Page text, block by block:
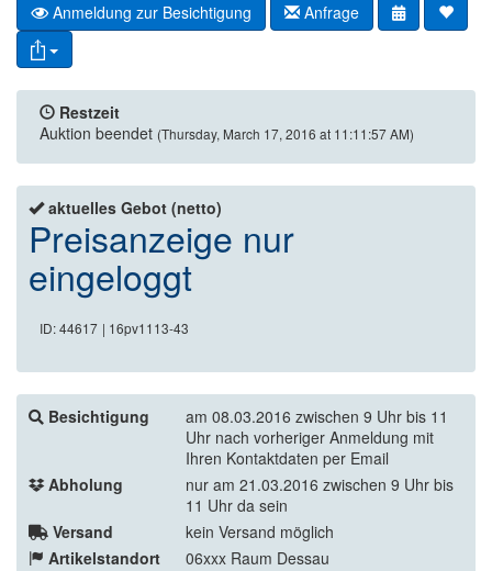
Anmeldung zur Besichtigung Anfrage
Restzeit
Auktion beendet (Thursday, March 17, 2016 at 11:11:57 AM)
aktuelles Gebot (netto)
Preisanzeige nur
eingeloggt
ID: 44617 | 16pv1113-43
Besichtigung
am 08.03.2016 zwischen 9 Uhr bis 11
Uhr nach vorheriger Anmeldung mit
Ihren Kontaktdaten per Email
Abholung
nur am 21.03.2016 zwischen 9 Uhr bis
11 Uhr da sein
Versand
kein Versand möglich
Artikelstandort
06xxx Raum Dessau